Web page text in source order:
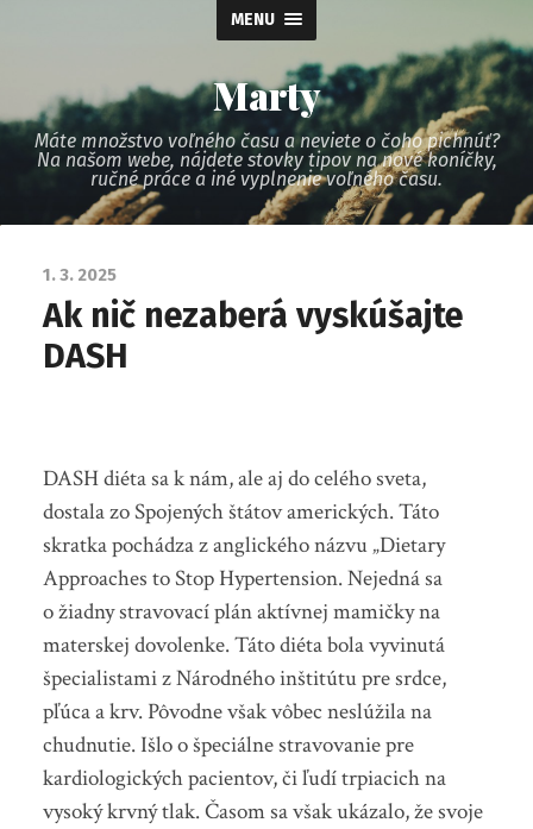
MENU
Marty
Máte množstvo voľného času a neviete o čoho pichnúť?
Na našom webe, nájdete stovky tipov na nové koníčky,
ručné práce a iné vyplnenie voľného času.
1. 3. 2025
Ak nič nezaberá vyskúšajte
DASH
DASH diéta sa k nám, ale aj do celého sveta,
dostala zo Spojených štátov amerických. Táto
skratka pochádza z anglického názvu „Dietary
Approaches to Stop Hypertension. Nejedná sa
o žiadny stravovací plán aktívnej mamičky na
materskej dovolenke. Táto diéta bola vyvinutá
špecialistami z Národného inštitútu pre srdce,
pľúca a krv. Pôvodne však vôbec neslúžila na
chudnutie. Išlo o špeciálne stravovanie pre
kardiologických pacientov, či ľudí trpiacich na
vysoký krvný tlak. Časom sa však ukázalo, že svoje